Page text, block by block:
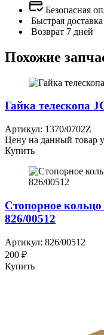
Безопасная
Быстрая доставка
Возврат 7 дней
Похожие
Гайка телескопа
Артикул: 1370/0702Z
Цену на данный товар
Купить
Стопорное
826/00512
Артикул: 826/00512
200 ₽
Купить